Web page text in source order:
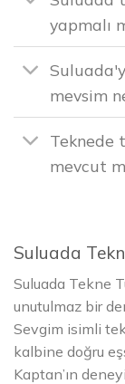
yapmalı
mevsim
Teknede
mevcut
Suluada
Suluada Tekne
unutulmaz bir
Sevgim isimli
kalbine doğru
Kaptan’ın